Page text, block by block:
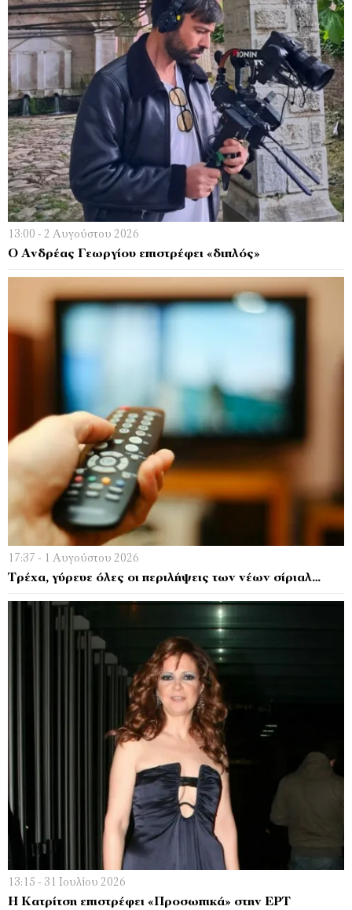
13:00 - 2 Αυγούστου 2026
Ο Ανδρέας Γεωργίου επιστρέφει «διπλός»
17:37 - 1 Αυγούστου 2026
Τρέχα, γύρευε όλες οι περιλήψεις των νέων σίριαλ…
13:15 - 31 Ιουλίου 2026
Η Κατρίτση επιστρέφει «Προσωπικά» στην ΕΡΤ